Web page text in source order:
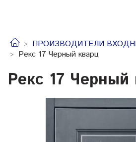
ПРОИЗВОДИТЕЛИ
Рекс 17 Черный кварц
Рекс 17 Черный